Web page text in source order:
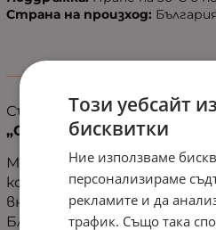
Страна на произход: България
Създайте уют и стил с
„Сиена“!
Модерно, практично и
комфортно - шалте
внесе свежест и
Благодарение на
Този уебсайт
бисквитки
Ние използваме
персонализираме
рекламите и да
трафик. Също така